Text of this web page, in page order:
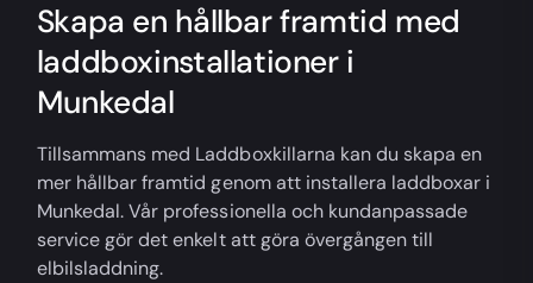
Skapa en hållbar framtid med
laddboxinstallationer i
Munkedal
Tillsammans med Laddboxkillarna kan du skapa en
mer hållbar framtid genom att installera laddboxar i
Munkedal. Vår professionella och kundanpassade
service gör det enkelt att göra övergången till
elbilsladdning.